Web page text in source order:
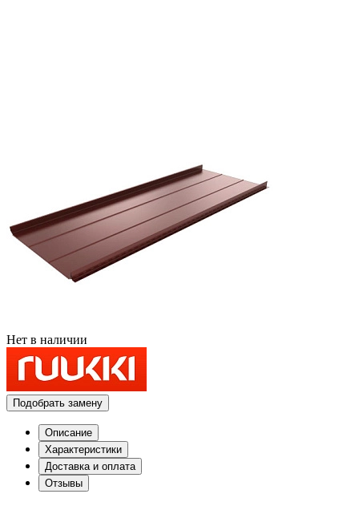
Нет в наличии
Подобрать замену
Описание
Характеристики
Доставка и оплата
Отзывы